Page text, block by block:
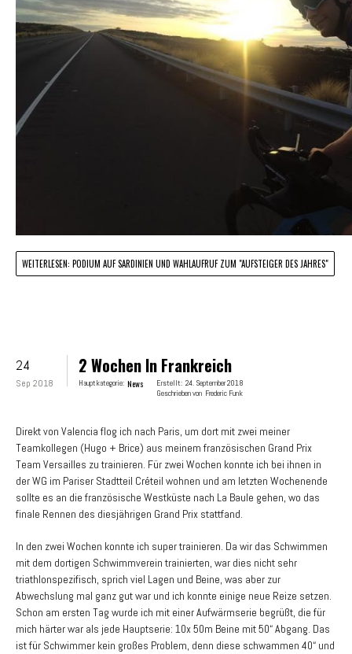
WEITERLESEN: PODIUM AUF SARDINIEN UND WAHLAUFRUF ZUM "AUFSTEIGER DES JAHRES"
24
Sep 2018
2 Wochen In Frankreich
Hauptkategorie: News Erstellt: 24. September 2018
Geschrieben von Frederic Funk
Direkt von Valencia flog ich nach Paris, um dort mit zwei meiner
Teamkollegen (Hugo + Brice) aus meinem französischen Grand Prix
Team Versailles zu trainieren. Für zwei Wochen konnte ich bei ihnen in
der WG im Pariser Stadtteil Créteil wohnen und am letzten Wochenende
sollte es an die französische Westküste nach La Baule gehen, wo das
finale Rennen des diesjährigen Grand Prix stattfand.
In den zwei Wochen konnte ich super trainieren. Da wir das Schwimmen
mit dem dortigen Schwimmverein trainierten, war dies nicht sehr
triathlonspezifisch, sprich viel Lagen und Beine, was aber zur
Abwechslung mal ganz gut war und ich konnte einige neue Reize setzen.
Schon am ersten Tag wurde ich mit einer Aufwärmserie begrüßt, die für
mich härter war als jede Hauptserie: 10x 50m Beine mit 50“ Abgang. Das
ist für Schwimmer kein großes Problem, denn diese schwammen 40“ und